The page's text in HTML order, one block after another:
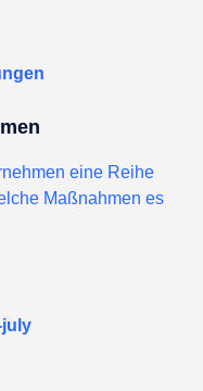
eine Reihe
Maßnahmen es